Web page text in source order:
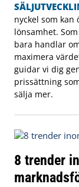
nyckel som
lönsamhet.
bara handlar
maximera
guidar vi dig
prissättning
sälja mer.
8 trender